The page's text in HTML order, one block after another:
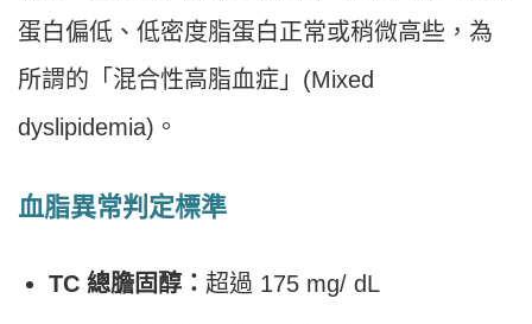
蛋白偏低、低密度脂蛋白正常或稍微高些，為
所謂的「混合性高脂血症」(Mixed
dyslipidemia)。
血脂異常判定標準
TC 總膽固醇： 超過 175 mg/ dL